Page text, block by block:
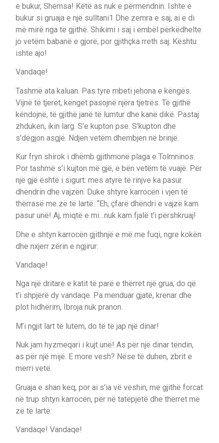
e bukur, Shemsa! Këtë as nuk e përmendnin. Ishte e
bukur si gruaja e një sulltani1 Dhe zemra e saj, ai e di
më mirë nga të gjithë. Shikimi i saj i ëmbël përkëdhelte
jo vetëm babanë e gjorë, por gjithçka rreth saj. Kështu
ishte ajo!
Vandaqe!
Tashmë ata kaluan. Pas tyre mbeti jehona e këngës.
Vijnë të tjerët, këngët pasojnë njëra tjetrës. Të gjithë
këndojnë, të gjithë janë të lumtur dhe kanë dikë. Pastaj
zhduken, ikin larg. S’e kupton pse. S’kupton dhe
s’dëgjon asgjë. Ndjen vetëm dhembjen në brinjë.
Kur fryn shirok i dhëmb gjithmonë plaga e Tolmninos.
Por tashmë s’i kujton më gjë, e bën vetëm të vuajë. Për
një gjë është i sigurt: mes atyre të rinjve ka pasur
dhëndrin dhe vajzën. Duke shtyrë karrocën i vjen të
thërrasë me zë të lartë: “Eh, çfarë dhëndri e vajzë kam
pasur unë! Aj, miqtë e mi…nuk kam fjalë t’i përshkruaj!
Dhe e shtyn karrocën gjithnjë e më me fuqi, ngre kokën
dhe nxjerr zërin e ngjirur:
Vandaqe!
Nga një dritare e katit të parë e thërret një grua, do që
t’i shpjerë dy vandaqe. Pa menduar gjatë, krenar dhe
plot hidhërim, Ibroja nuk pranon.
M’i ngjit lart të lutem, do të të jap një dinar!
Nuk jam hyzmeqari i kujt unë! As për një dinar tëndin,
as për një mijë. E more vesh? Nëse të duhen, zbrit e
merri vetë.
Gruaja e shan keq, por ai s’ia vë veshin, me gjithë forcat
në trup shtyn karrocën, për në tatëpjetë dhe thërret më
zë të lartë:
Vandaqe! Vandaqe!